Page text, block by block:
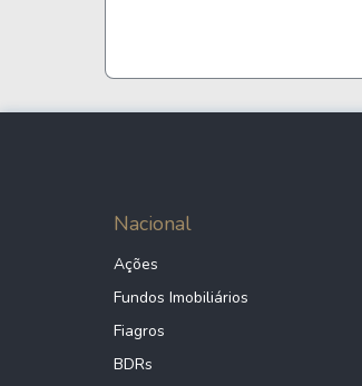
Nacional
Ações
Fundos Imobiliários
Fiagros
BDRs